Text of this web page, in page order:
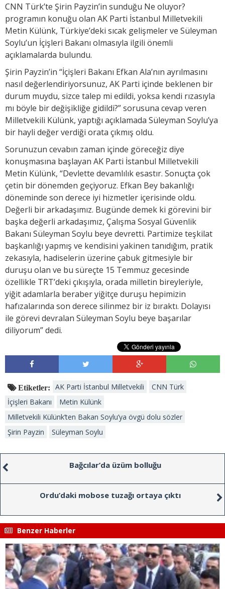
CNN Türk’te Şirin Payzin’in sunduğu Ne oluyor?
programın konuğu olan AK Parti İstanbul Milletvekili
Metin Külünk, Türkiye’deki sıcak gelişmeler ve Süleyman
Soylu’un İçişleri Bakanı olmasıyla ilgili önemli
açıklamalarda bulundu.
Şirin Payzin’in “İçişleri Bakanı Efkan Ala’nın ayrılmasını
nasıl değerlendiriyorsunuz, AK Parti içinde beklenen bir
durum muydu, sizce talep mi edildi, yoksa kendi rızasıyla
mı böyle bir değişikliğe gidildi?” sorusuna cevap veren
Milletvekili Külünk, yaptığı açıklamada Süleyman Soylu’ya
bir hayli değer verdiği orata çıkmış oldu.
Sorunuzun cevabın zaman içinde göreceğiz diye
konuşmasına başlayan AK Parti İstanbul Milletvekili
Metin Külünk, “Devlette devamlılık esastır. Sonuçta çok
çetin bir dönemden geçiyoruz. Efkan Bey bakanlığı
döneminde son derece iyi hizmetler içerisinde oldu.
Değerli bir arkadaşımız. Bugünde demek ki görevini bir
başka değerli arkadaşımız, Çalışma Sosyal Güvenlik
Bakanı Süleyman Soylu beye devretti. Partimize teşkilat
başkanlığı yapmış ve kendisini yakinen tanıdığım, pratik
zekasıyla, hadiselerin üzerine çabuk gitmesiyle bir
duruşu olan ve bu süreçte 15 Temmuz gecesinde
özellikle TRT’deki çıkışıyla, orada milletin bireyleriyle,
yiğit adamlarla beraber yiğitçe duruşu hepimizin
hafızalarında son derece silinmez bir iz bıraktı. Dolayısı
ile görevi devralan Süleyman Soylu beye başarılar
diliyorum” dedi.
Etiketler: AK Parti İstanbul Milletvekili
CNN Türk
İçişleri Bakanı
Metin Külünk
Milletvekili Külünk’ten Bakan Soylu’ya övgü dolu sözler
Şirin Payzin
Süleyman Soylu
Bağcılar’da üzüm bolluğu
Ordu’daki mobose tuzağı ortaya çıktı
Benzer Haberler